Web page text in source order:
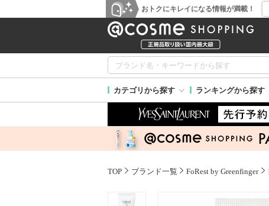
おトクにキレイになる情報が満載！
カテゴリから探す ランキングから探す
TOP ブランド一覧 FoRest by Greenfinger